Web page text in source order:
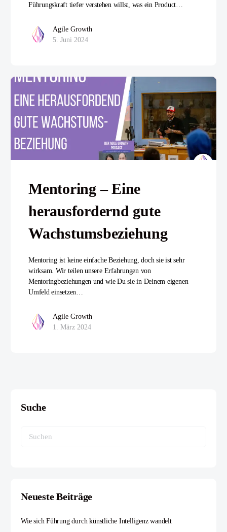
Führungskraft tiefer verstehen willst, was ein Product…
Agile Growth
5. Juni 2024
Mentoring – Eine
herausfordernd gute
Wachstumsbeziehung
Mentoring ist keine einfache Beziehung, doch sie ist sehr
wirksam. Wir teilen unsere Erfahrungen von
Mentoringbeziehungen und wie Du sie in Deinem eigenen
Umfeld einsetzen…
Agile Growth
1. März 2024
Suche
Suchen
Neueste Beiträge
Wie sich Führung durch künstliche Intelligenz wandelt